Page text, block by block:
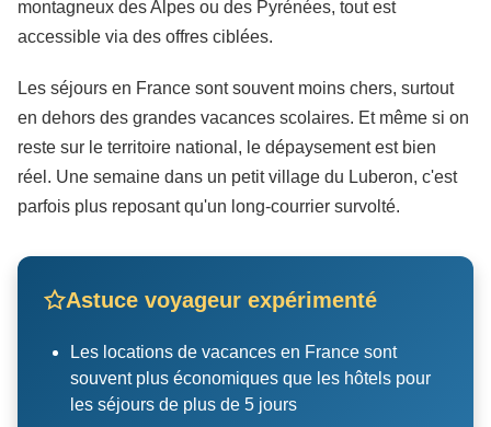
montagneux des Alpes ou des Pyrénées, tout est
accessible via des offres ciblées.
Les séjours en France sont souvent moins chers, surtout
en dehors des grandes vacances scolaires. Et même si on
reste sur le territoire national, le dépaysement est bien
réel. Une semaine dans un petit village du Luberon, c'est
parfois plus reposant qu'un long-courrier survolté.
Astuce voyageur expérimenté
Les locations de vacances en France sont
souvent plus économiques que les hôtels pour
les séjours de plus de 5 jours